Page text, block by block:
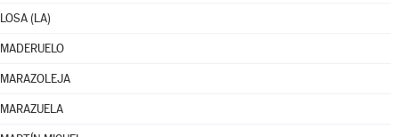
LOSA (LA)
MADERUELO
MARAZOLEJA
MARAZUELA